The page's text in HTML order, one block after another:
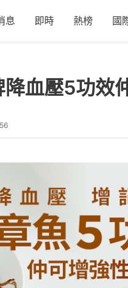
息 即時 熱榜 國
血壓5功效